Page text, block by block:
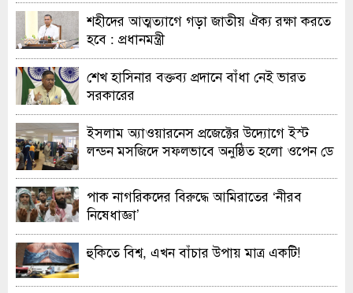
শহীদের আত্মত্যাগে গড়া জাতীয় ঐক্য রক্ষা করতে
হবে : প্রধানমন্ত্রী
শেখ হাসিনার বক্তব্য প্রদানে বাঁধা নেই ভারত
সরকারের
ইসলাম অ্যাওয়ারনেস প্রজেক্টের উদ্যোগে ইস্ট
লন্ডন মসজিদে সফলভাবে অনুষ্ঠিত হলো ওপেন ডে
পাক নাগরিকদের বিরুদ্ধে আমিরাতের ‘নীরব
নিষেধাজ্ঞা’
হুকিতে বিশ্ব, এখন বাঁচার উপায় মাত্র একটি!